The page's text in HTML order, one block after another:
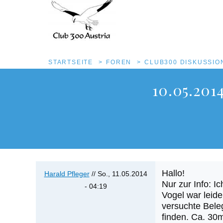
Pfadnavigation
STARTSEITE FOREN CLUB300
Harald Pfleger// So., 11.05.2014
- 04:19
Hallo!
Nur zur Info:
Vogel war
versuchte
finden. Ca.